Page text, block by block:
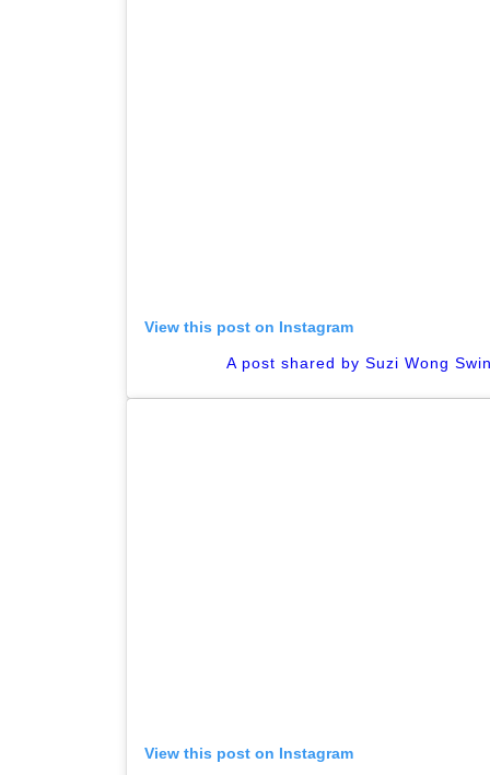
View this post on Instagram
A post shared by Suzi Wong
View this post on Instagram